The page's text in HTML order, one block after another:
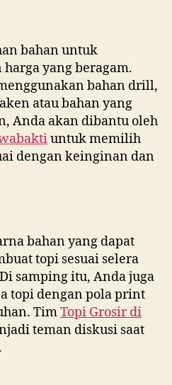
bahan untuk
yang beragam.
bahan drill,
atau bahan yang
Anda akan dibantu oleh
untuk memilih
dengan keinginan dan
bahan yang dapat
topi sesuai selera
samping itu, Anda juga
topi dengan pola print
TimTopi Grosir di
teman diskusi saat